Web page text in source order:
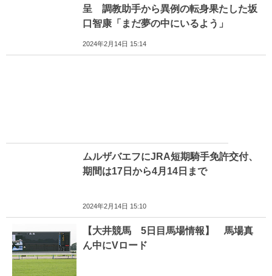
呈 調教助手から異例の転身果たした坂
口智康「まだ夢の中にいるよう」
2024年2月14日 15:14
ムルザバエフにJRA短期騎手免許交付、
期間は17日から4月14日まで
2024年2月14日 15:10
【大井競馬 5日目馬場情報】 馬場真
ん中にVロード